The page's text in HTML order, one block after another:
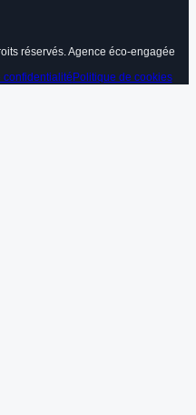
réservés. Agence éco-engagée
Politique de cookies